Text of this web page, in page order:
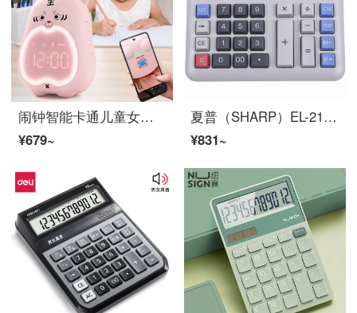
闹钟智能卡通儿童女童男孩学生专用起床叫醒整点报时贪睡提醒充电时钟倒计时快乐之朱 粉色-皮皮虎闹钟手机设置款
¥679~
夏普（SHARP）EL-2135 商务办公型计算器 灰色
¥831~